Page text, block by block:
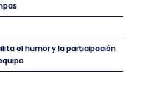
el humor y la participación